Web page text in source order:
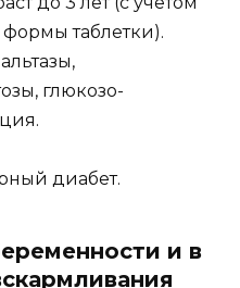
таблетки).
глюкозо-
диабет.
и в